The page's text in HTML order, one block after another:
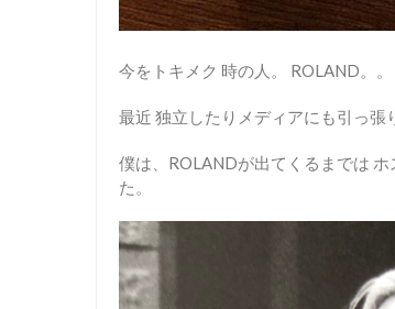
今をトキメク 時の人。 ROLAND。。
最近 独立したりメディアにも引っ張
僕は、ROLANDが出てくるまでは
た。